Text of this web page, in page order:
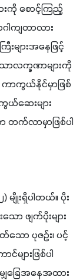
းကို စောင့်ကြည့်
ါကျတာလား
များအနေဖြင့်
ာလက္ခဏာများကို
ာကွယ်နိုင်မှာဖြစ်
ယ်ဆေးများ
က်လာမှာဖြစ်ပါ
ျိုးရှိပါတယ်။ ပိုး
ော ဖျက်ပိုးများ
ော ပုဇဉ်း၊ ပင့်
များဖြစ်ပါ
ခြေအနေအထား